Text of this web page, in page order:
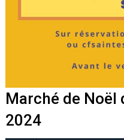
Marché de Noël
2024